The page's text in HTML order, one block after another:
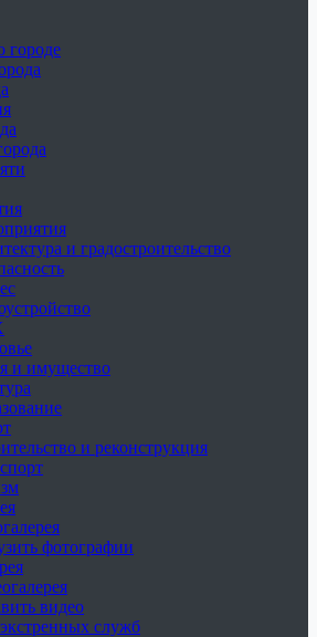
городе
и градостроительство
и имущество
и реконструкция
фотографии
видео
служб